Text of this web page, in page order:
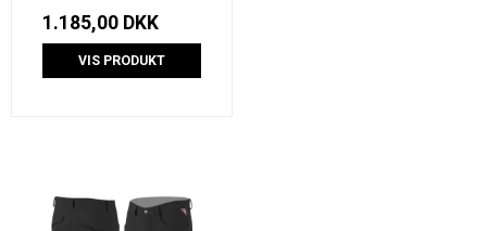
1.185,00 DKK
VIS PRODUKT